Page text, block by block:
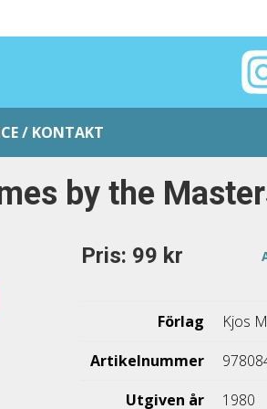
/ KONTAKT
by the
Pris: 99 kr
Förlag
Kjos
Artikelnummer
Utgiven år
1980